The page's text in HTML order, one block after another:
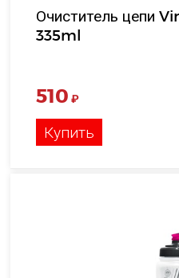
Очиститель цепи
335ml
510 ₽
Купить